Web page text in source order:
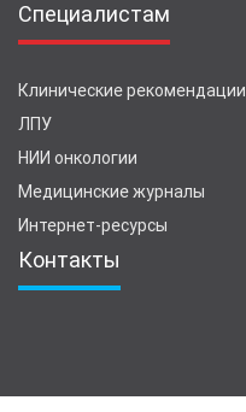
Специалистам
Клинические рекомендации
ЛПУ
НИИ онкологии
Медицинские журналы
Интернет-ресурсы
Контакты